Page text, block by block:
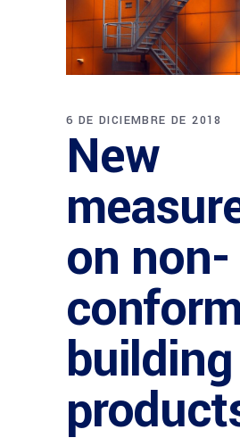
6 DE DICIEMBRE DE 2018
New
on non-
building